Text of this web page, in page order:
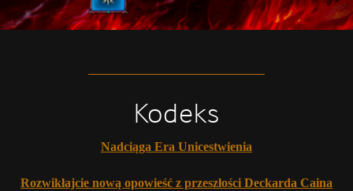
Kodeks
Nadciąga Era Unicestwienia
Rozwikłajcie nową opowieść z przeszłości Deckarda Caina